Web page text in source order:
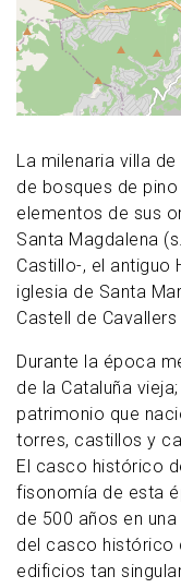
La milenaria villa
de bosques de
elementos de sus
Santa Magdalena
Castillo-, el antiguo
iglesia de Santa
Castell de Cavallers
Durante la época
de la Cataluña
patrimonio que
torres, castillos y
El casco histórico
fisonomía de esta
de 500 años en
del casco histórico
edificios tan